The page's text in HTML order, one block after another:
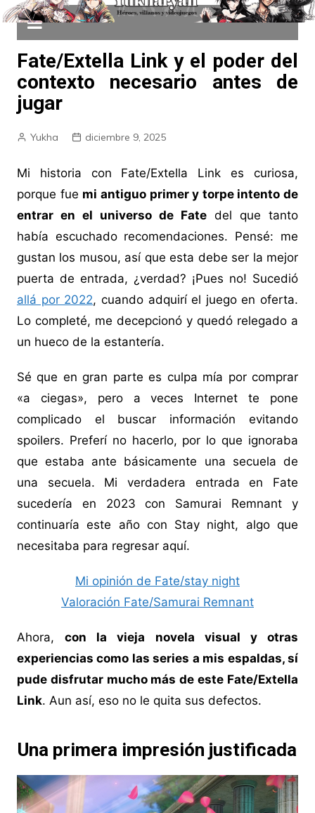
Fate/Extella Link y el poder del
contexto necesario antes de
jugar
Yukha diciembre 9, 2025
Mi historia con Fate/Extella Link es curiosa,
porque fue mi antiguo primer y torpe intento de
entrar en el universo de Fate del que tanto
había escuchado recomendaciones. Pensé: me
gustan los musou, así que esta debe ser la mejor
puerta de entrada, ¿verdad? ¡Pues no! Sucedió
allá por 2022, cuando adquirí el juego en oferta.
Lo completé, me decepcionó y quedó relegado a
un hueco de la estantería.
Sé que en gran parte es culpa mía por comprar
«a ciegas», pero a veces Internet te pone
complicado el buscar información evitando
spoilers. Preferí no hacerlo, por lo que ignoraba
que estaba ante básicamente una secuela de
una secuela. Mi verdadera entrada en Fate
sucedería en 2023 con Samurai Remnant y
continuaría este año con Stay night, algo que
necesitaba para regresar aquí.
Mi opinión de Fate/stay night
Valoración Fate/Samurai Remnant
Ahora,con la vieja novela visual y otras
experiencias como las series a mis espaldas, sí
pude disfrutar mucho más de este Fate/Extella
Link. Aun así, eso no le quita sus defectos.
Una primera impresión justificada